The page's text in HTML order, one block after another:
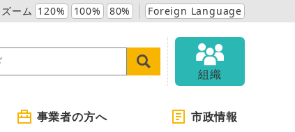
ズーム 120% 100% 80% Foreign Language
組織
事業者の方へ 市政情報